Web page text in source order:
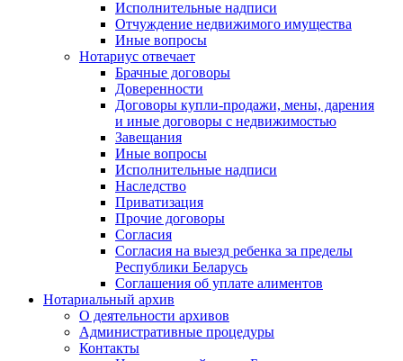
Исполнительные надписи
Отчуждение недвижимого имущества
Иные вопросы
Нотариус отвечает
Брачные договоры
Доверенности
Договоры купли-продажи, мены, дарения
и иные договоры с недвижимостью
Завещания
Иные вопросы
Исполнительные надписи
Наследство
Приватизация
Прочие договоры
Согласия
Согласия на выезд ребенка за пределы
Республики Беларусь
Соглашения об уплате алиментов
Нотариальный архив
О деятельности архивов
Административные процедуры
Контакты